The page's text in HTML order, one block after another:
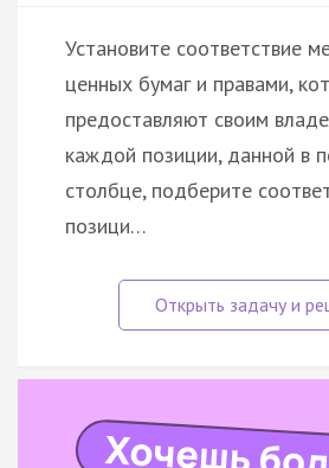
Установите соответствие
ценных бумаг и правами,
предоставляют своим
каждой позиции, данной в
столбце, подберите
позици…